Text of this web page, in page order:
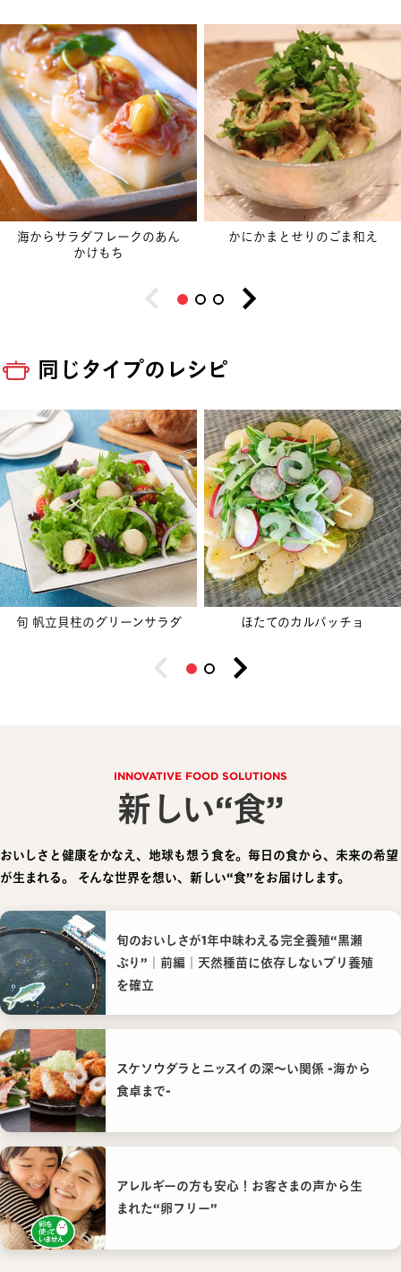
海からサラダフレークのあん
かけもち
かにかまとせりのごま和え
同じタイプのレシピ
旬 帆立貝柱のグリーンサラダ ほたてのカルパッチョ
INNOVATIVE FOOD SOLUTIONS
新しい“食”
おいしさと健康をかなえ、地球も想う食を。毎日の食から、未来の希望
が生まれる。
そんな世界を想い、新しい“食”をお届けします。
旬のおいしさが1年中味わえる完全養殖“黒瀬
ぶり”｜前編｜天然種苗に依存しないブリ養殖
を確立
スケソウダラとニッスイの深〜い関係 -海から
食卓まで-
アレルギーの方も安心！お客さまの声から生
まれた“卵フリー”